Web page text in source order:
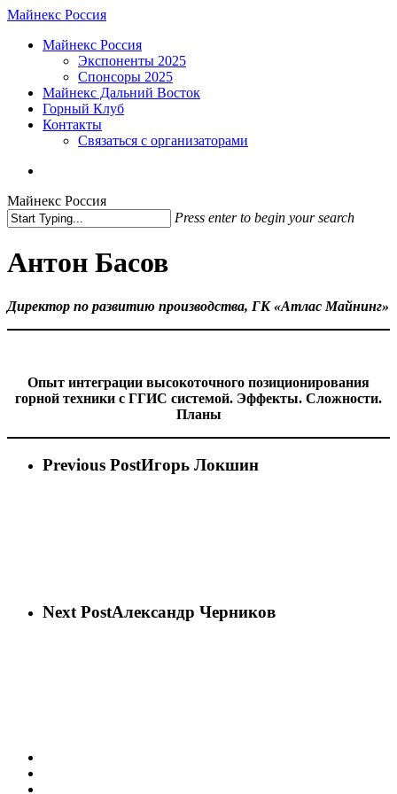
Skip
main
Майнекс Россия
Menu
Майнекс Россия
Экспоненты 2025
Спонсоры 2025
Майнекс Дальний Восток
Горный Клуб
Контакты
Связаться с организаторами
Майнекс Россия
Press enter to begin your search
Search
Антон Басов
Директор по развитию производства, ГК «Атлас Майнинг»
Опыт интеграции высокоточного позиционирования
горной техники с ГГИС системой. Эффекты. Сложности.
Планы
Previous PostИгорь Локшин
Next PostАлександр Черников